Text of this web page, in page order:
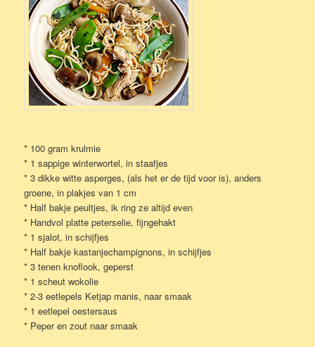
* 100 gram krulmie
* 1 sappige winterwortel, in staafjes
* 3 dikke witte asperges, (als het er de tijd voor is), anders
groene, in plakjes van 1 cm
* Half bakje peultjes, ik ring ze altijd even
* Handvol platte peterselie, fijngehakt
* 1 sjalot, in schijfjes
* Half bakje kastanjechampignons, in schijfjes
* 3 tenen knoflook, geperst
* 1 scheut wokolie
* 2-3 eetlepels Ketjap manis, naar smaak
* 1 eetlepel oestersaus
* Peper en zout naar smaak